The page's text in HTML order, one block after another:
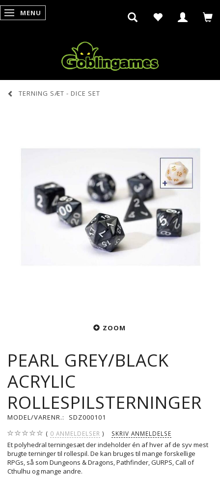
SKIFTE NAVIGATION
MENU
TERNING SÆT - DICE SET
ZOOM
PEARL GREY/BLACK
ACRYLIC
ROLLESPILSTERNINGER
MODEL/VARENR.: SDZ000101
0 ANMELDELSER SKRIV ANMELDELSE
Et polyhedral terningesæt der indeholder én af hver af de syv mest
brugte terninger til rollespil. De kan bruges til mange forskellige
RPGs, så som Dungeons & Dragons, Pathfinder, GURPS, Call of
Cthulhu og mange andre.